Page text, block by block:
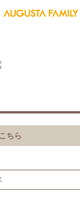
ちら